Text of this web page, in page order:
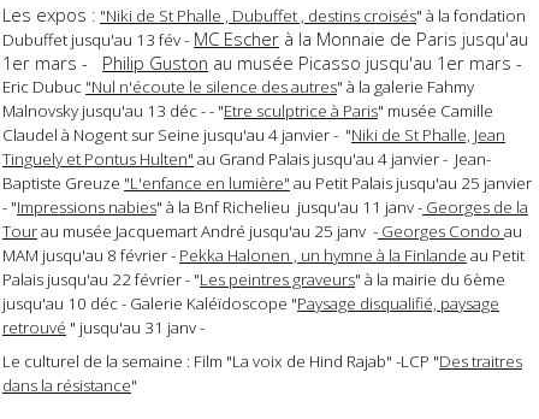
Les expos : "Niki de St Phalle , Dubuffet , destins croisés" à la fondation
Dubuffet jusqu'au 13 fév - MC Escher à la Monnaie de Paris jusqu'au
1er mars - Philip Guston au musée Picasso jusqu'au 1er mars -
Eric Dubuc "Nul n'écoute le silence des autres" à la galerie Fahmy
Malnovsky jusqu'au 13 déc - - "Etre sculptrice à Paris" musée Camille
Claudel à Nogent sur Seine jusqu'au 4 janvier - "Niki de St Phalle, Jean
Tinguely et Pontus Hulten" au Grand Palais jusqu'au 4 janvier - Jean-
Baptiste Greuze "L'enfance en lumière" au Petit Palais jusqu'au 25 janvier
- "Impressions nabies" à la Bnf Richelieu jusqu'au 11 janv - Georges de la
Tourau musée Jacquemart André jusqu'au 25 janv - Georges Condo au
MAM jusqu'au 8 février - Pekka Halonen , un hymne à la Finlande au Petit
Palais jusqu'au 22 février - "Les peintres graveurs" à la mairie du 6ème
jusqu'au 10 déc - Galerie Kaléïdoscope "Paysage disqualifié, paysage
retrouvé " jusqu'au 31 janv -
Le culturel de la semaine : Film "La voix de Hind Rajab" -LCP "Des traitres
dans la résistance"